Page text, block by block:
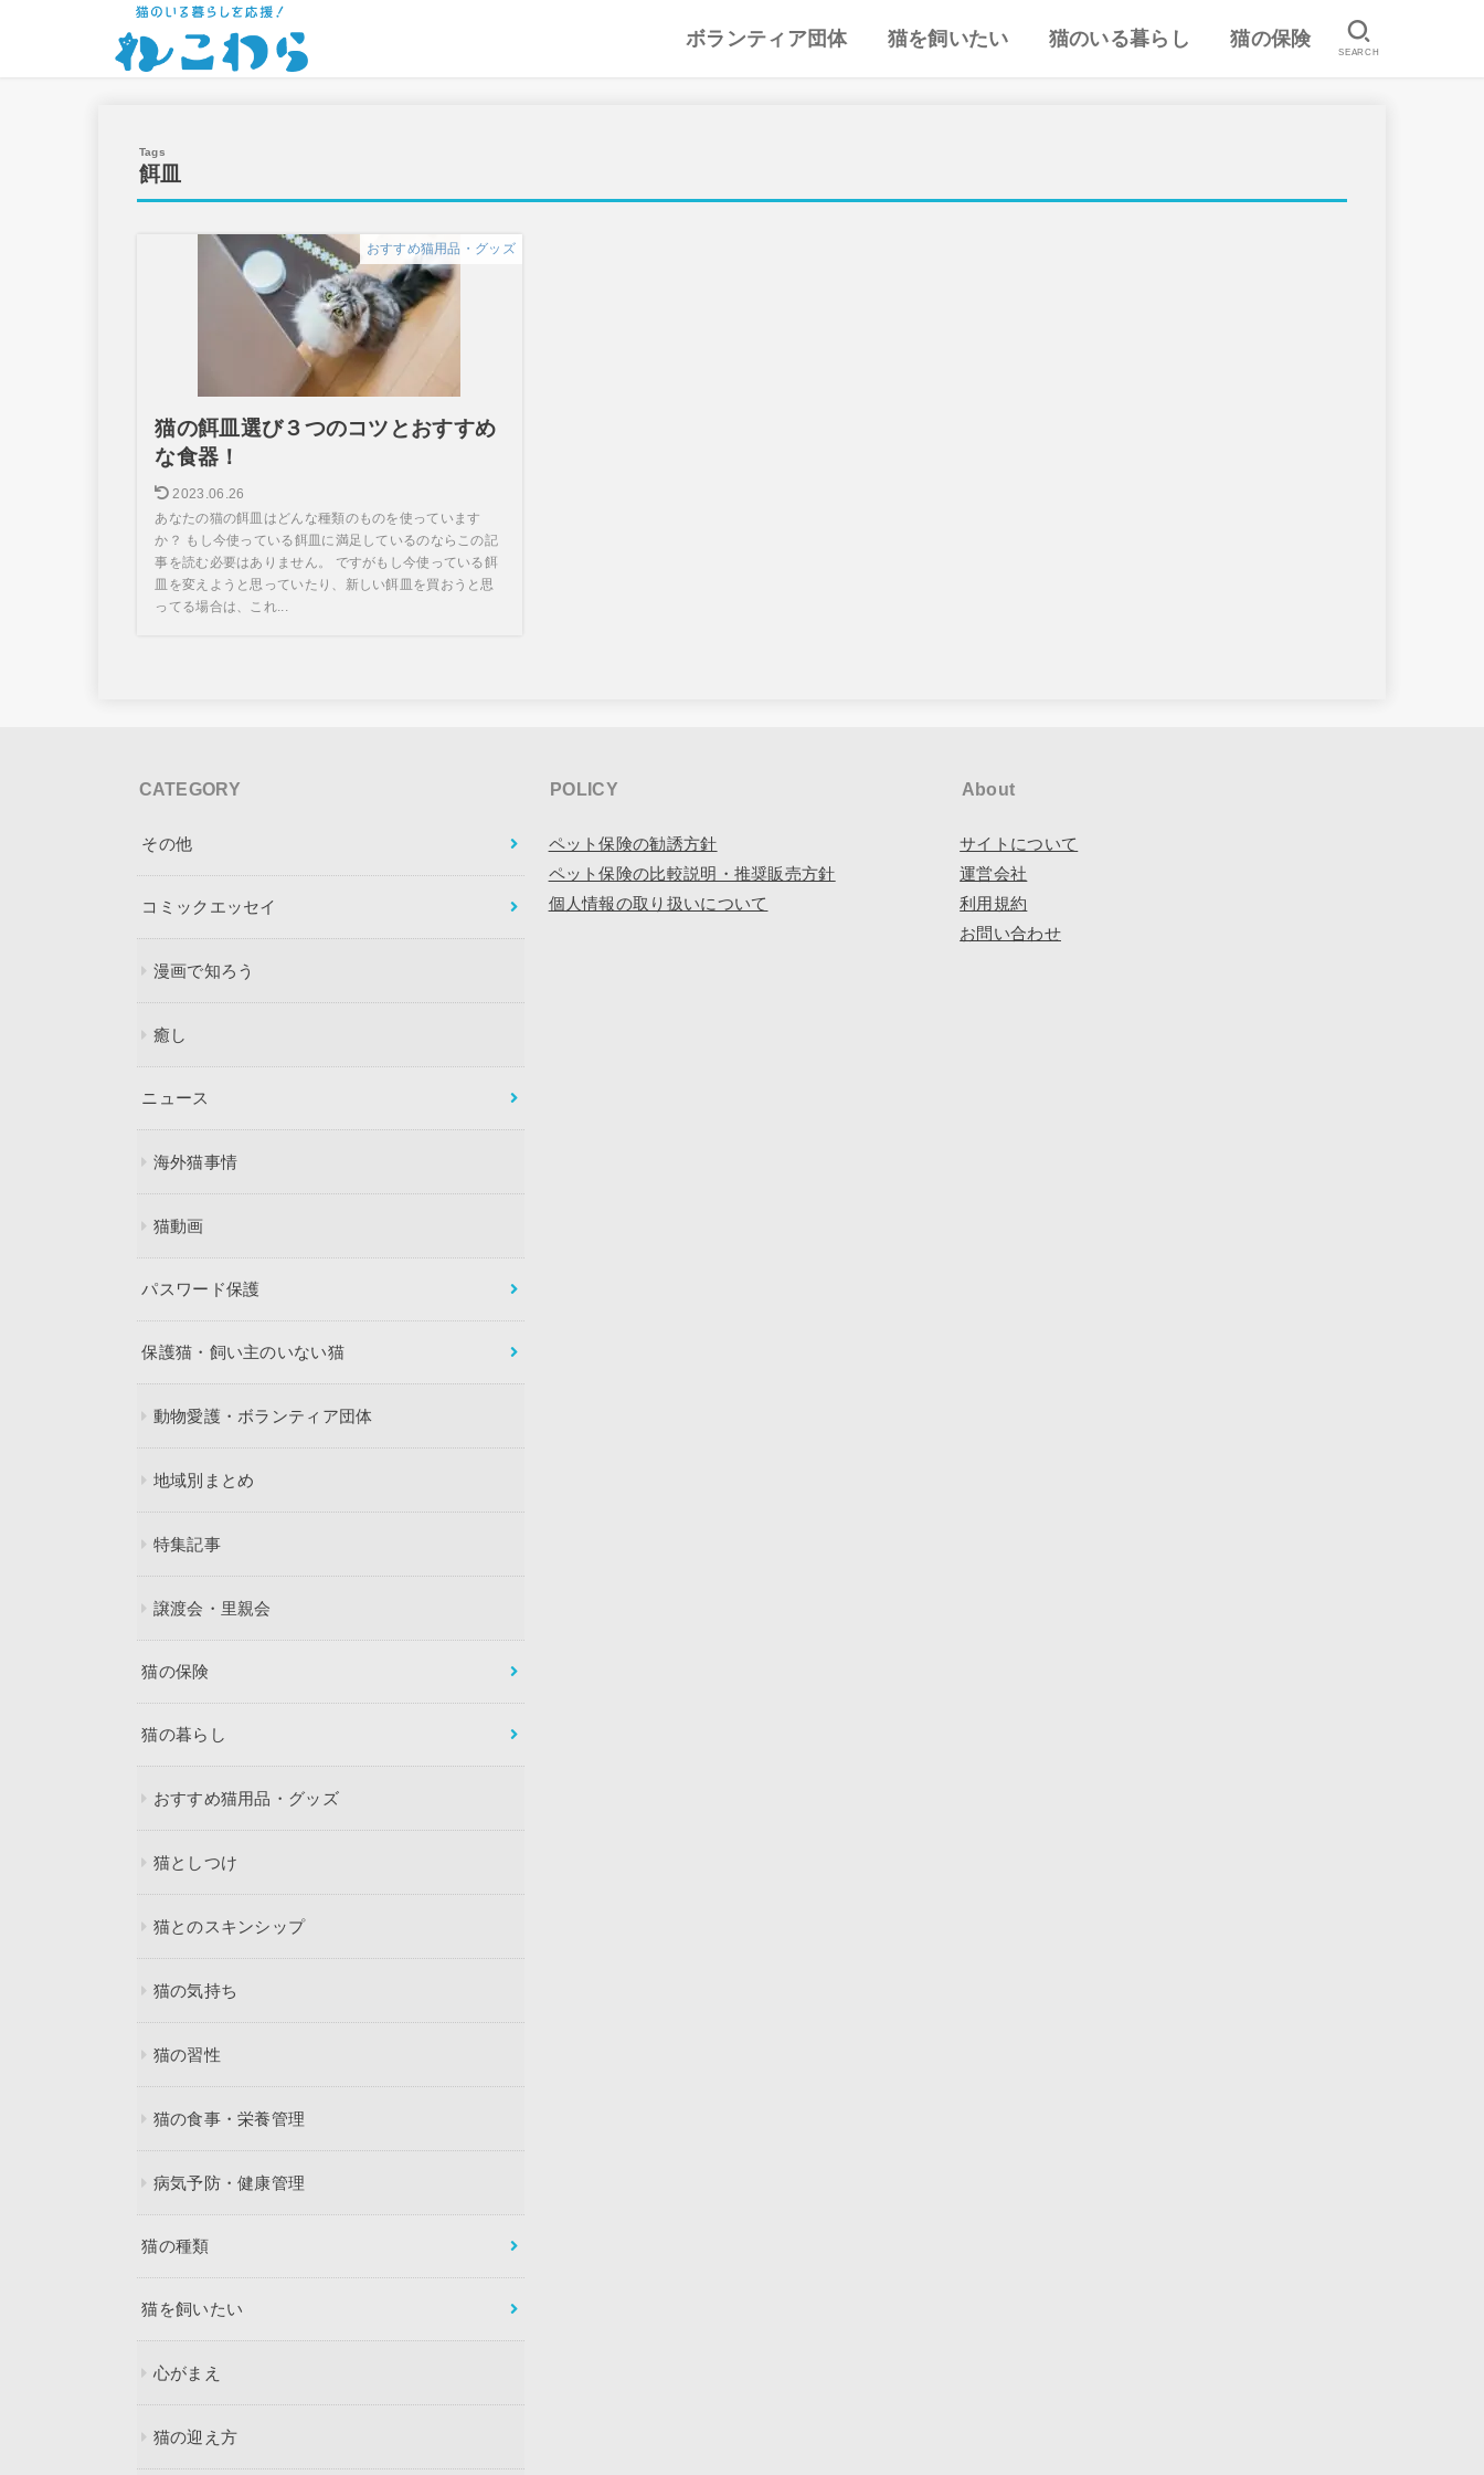
ボランティア団体 猫を飼いたい 猫のいる暮らし 猫の保険
SEARCH
餌皿
おすすめ猫用品・グッズ
猫の餌皿選び３つのコツとおすすめ
な食器！
2023.06.26
あなたの猫の餌皿はどんな種類のものを使っています
か？ もし今使っている餌皿に満足しているのならこの記
事を読む必要はありません。 ですがもし今使っている餌
皿を変えようと思っていたり、新しい餌皿を買おうと思
ってる場合は、これ...
CATEGORY
その他
コミックエッセイ
漫画で知ろう
癒し
ニュース
海外猫事情
猫動画
パスワード保護
保護猫・飼い主のいない猫
動物愛護・ボランティア団体
地域別まとめ
特集記事
譲渡会・里親会
猫の保険
猫の暮らし
おすすめ猫用品・グッズ
猫としつけ
猫とのスキンシップ
猫の気持ち
猫の習性
猫の食事・栄養管理
病気予防・健康管理
猫の種類
猫を飼いたい
心がまえ
猫の迎え方
POLICY
ペット保険の勧誘方針
ペット保険の比較説明・推奨販売方針
個人情報の取り扱いについて
About
サイトについて
運営会社
利用規約
お問い合わせ